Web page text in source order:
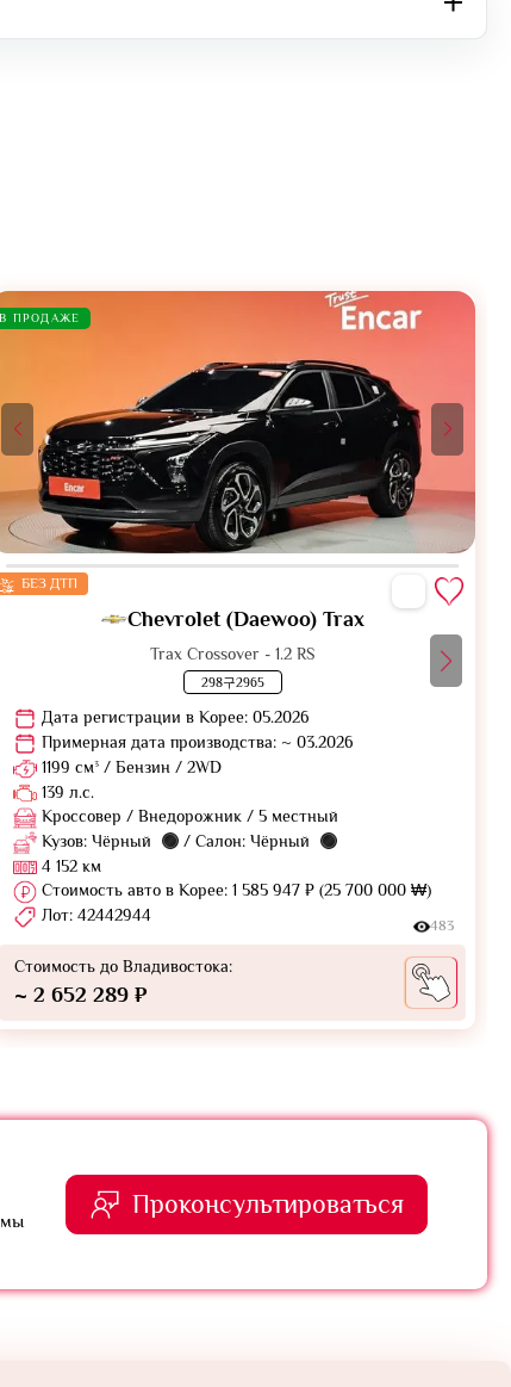
В ПРОДАЖЕ
БЕЗ ДТП
Chevrolet (Daewoo) Trax
Trax Crossover - 1.2 RS
298구2965
Дата регистрации в Корее: 05.2026
Примерная дата производства: ~ 03.2026
1199 см³ / Бензин / 2WD
139 л.с.
Кроссовер / Внедорожник / 5 местный
Кузов: Чёрный
/ Салон: Чёрный
4 152 км
Стоимость авто в Корее: 1 585 947 ₽ (25 700 000 ₩)
Лот: 42442944
483
Стоимость до Владивостока:
~ 2 652 289 ₽
мы
Проконсультироваться